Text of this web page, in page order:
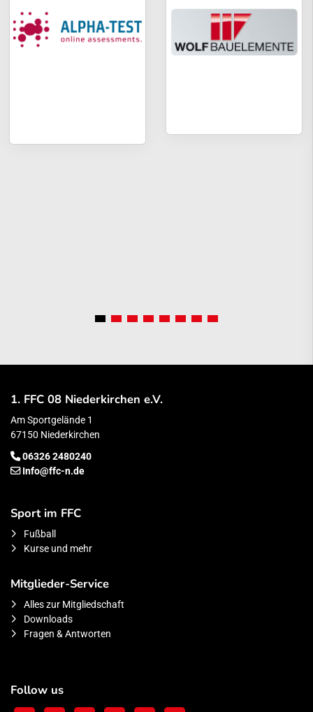
1. FFC 08 Niederkirchen e.V.
Am Sportgelände 1
67150 Niederkirchen
06326 2480240
Info@ffc-n.de
Sport im FFC
Fußball
Kurse und mehr
Mitglieder-Service
Alles zur Mitgliedschaft
Downloads
Fragen & Antworten
Follow us